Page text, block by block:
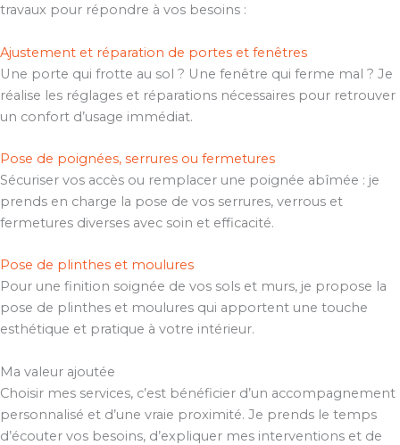
travaux pour répondre à vos besoins :
Ajustement et réparation de portes et fenêtres
Une porte qui frotte au sol ? Une fenêtre qui ferme mal ? Je
réalise les réglages et réparations nécessaires pour retrouver
un confort d’usage immédiat.
Pose de poignées, serrures ou fermetures
Sécuriser vos accès ou remplacer une poignée abîmée : je
prends en charge la pose de vos serrures, verrous et
fermetures diverses avec soin et efficacité.
Pose de plinthes et moulures
Pour une finition soignée de vos sols et murs, je propose la
pose de plinthes et moulures qui apportent une touche
esthétique et pratique à votre intérieur.
Ma valeur ajoutée
Choisir mes services, c’est bénéficier d’un accompagnement
personnalisé et d’une vraie proximité. Je prends le temps
d’écouter vos besoins, d’expliquer mes interventions et de